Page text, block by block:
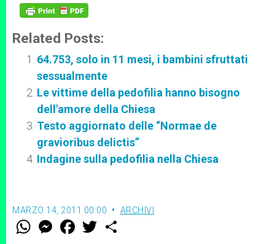
Related Posts:
64.753, solo in 11 mesi, i bambini sfruttati
sessualmente
Le vittime della pedofilia hanno bisogno
dell'amore della Chiesa
Testo aggiornato delle “Normae de
gravioribus delictis”
Indagine sulla pedofilia nella Chiesa
MARZO 14, 2011 00:00 ARCHIVI
W M
e
F
a w